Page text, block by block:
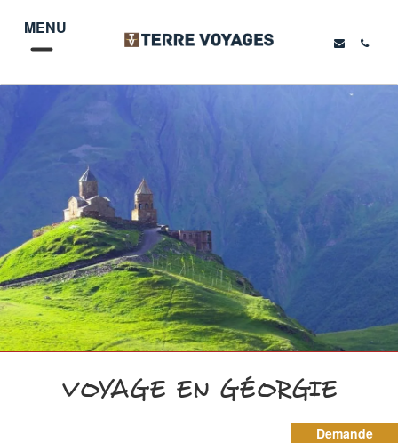
MENU
VOYAGE EN GÉORGIE
Demande